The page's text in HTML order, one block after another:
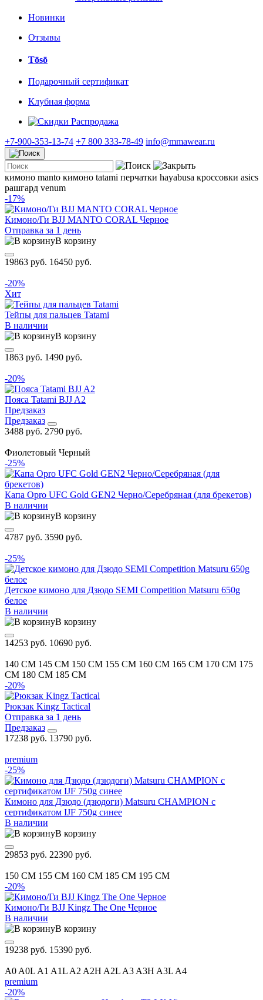
Новинки
Отзывы
Tōsō
Подарочный сертификат
Клубная форма
Распродажа
+7-900-353-13-74 +7 800 333-78-49 info@mmawear.ru
кимоно manto кимоно tatami перчатки hayabusa кроссовки asics
рашгард venum
-17%
Кимоно/Ги BJJ MANTO CORAL Черное
Отправка за 1 день
В корзину
19863 руб. 16450 руб.
-20%
Хит
Тейпы для пальцев Tatami
В наличии
В корзину
1863 руб. 1490 руб.
-20%
Пояса Tatami BJJ A2
Предзаказ
Предзаказ
3488 руб. 2790 руб.
Фиолетовый Черный
-25%
Капа Opro UFC Gold GEN2 Черно/Серебряная (для брекетов)
В наличии
В корзину
4787 руб. 3590 руб.
-25%
Детское кимоно для Дзюдо SEMI Competition Matsuru 650g
белое
В наличии
В корзину
14253 руб. 10690 руб.
140 CM 145 CM 150 CM 155 CM 160 CM 165 CM 170 CM 175
CM 180 CM 185 CM
-20%
Рюкзак Kingz Tactical
Отправка за 1 день
Предзаказ
17238 руб. 13790 руб.
premium
-25%
Кимоно для Дзюдо (дзюдоги) Matsuru CHAMPION с
сертификатом IJF 750g синее
В наличии
В корзину
29853 руб. 22390 руб.
150 CM 155 CM 160 CM 185 CM 195 CM
-20%
Кимоно/Ги BJJ Kingz The One Черное
В наличии
В корзину
19238 руб. 15390 руб.
A0 A0L A1 A1L A2 A2H A2L A3 A3H A3L A4
premium
-20%